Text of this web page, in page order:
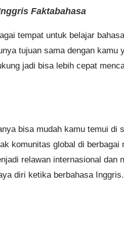
Faktabahasa
tempat untuk belajar
tujuan sama dengan kamu
jadi bisa lebih cepat
bisa mudah kamu temui
komunitas global di berbagai
relawan internasional dan
diri ketika berbahasa